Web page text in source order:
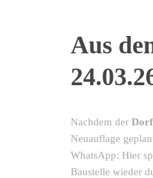
Aus
Nachdem der
Neuauflage
WhatsApp: Hier
Baustelle wieder